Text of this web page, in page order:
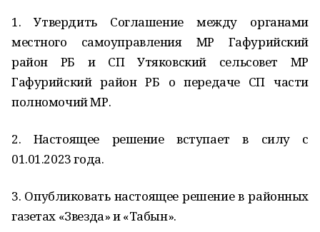
1. Утвердить Соглашение между органами
местного самоуправления МР Гафурийский
район РБ и СП Утяковский сельсовет МР
Гафурийский район РБ о передаче СП части
полномочий МР.
2. Настоящее решение вступает в силу с
01.01.2023 года.
3. Опубликовать настоящее решение в районных
газетах «Звезда» и «Табын».